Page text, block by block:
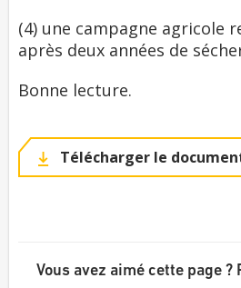
(4) une campagne agricole
après deux années de
Bonne lecture.
Télécharger le
Vous avez aimé cette page ?